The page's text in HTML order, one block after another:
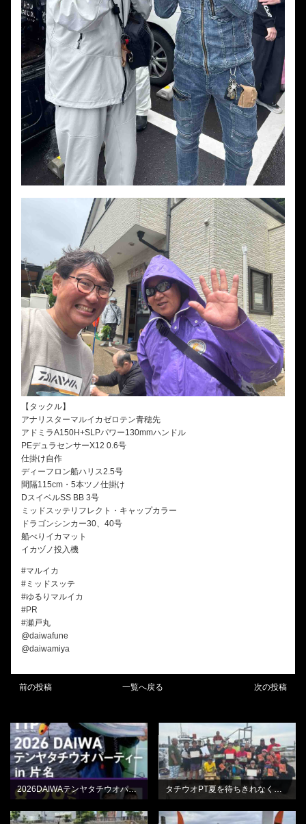
【タックル】
アナリスターマルイカゼロテン青穂先
アドミラA150H+SLPパワー130mmハンドル
PEデュラセンサーX12 0.6号
仕掛け自作
ディーフロン船ハリス2.5号
間隔115cm・5本ツノ仕掛け
DスイベルSS BB 3号
ミッドスッテリフレクト・キャップカラー
ドラゴンシンカー30、40号
船べりイカマット
イカヅノ投入機
#マルイカ
#ミッドスッテ
#ゆるりマルイカ
#PR
#瀬戸丸
@daiwafune
@daiwamiya
前の投稿 一覧へ戻る 次の投稿
BLOG
2026DAIWAテンヤタチウオパーティーin片名
BLOG
BLOG BLOG